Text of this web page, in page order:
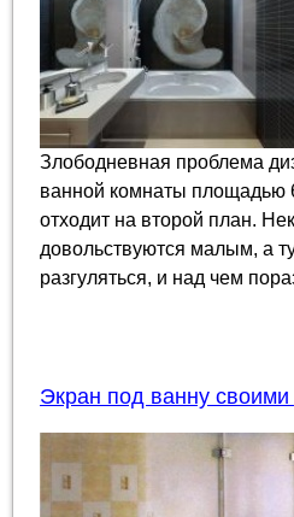
Злободневная проблема
ванной комнаты площадью
отходит на второй план.
довольствуются малым, а
разгуляться, и над чем
Экран под ванну своими